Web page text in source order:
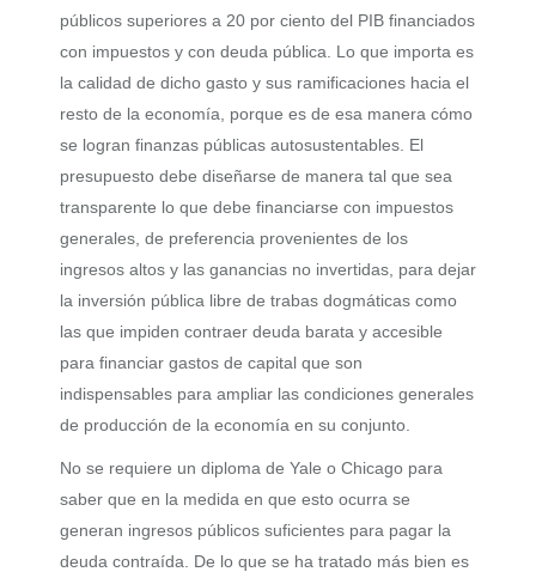
públicos superiores a 20 por ciento del PIB financiados
con impuestos y con deuda pública. Lo que importa es
la calidad de dicho gasto y sus ramificaciones hacia el
resto de la economía, porque es de esa manera cómo
se logran finanzas públicas autosustentables. El
presupuesto debe diseñarse de manera tal que sea
transparente lo que debe financiarse con impuestos
generales, de preferencia provenientes de los
ingresos altos y las ganancias no invertidas, para dejar
la inversión pública libre de trabas dogmáticas como
las que impiden contraer deuda barata y accesible
para financiar gastos de capital que son
indispensables para ampliar las condiciones generales
de producción de la economía en su conjunto.
No se requiere un diploma de Yale o Chicago para
saber que en la medida en que esto ocurra se
generan ingresos públicos suficientes para pagar la
deuda contraída. De lo que se ha tratado más bien es